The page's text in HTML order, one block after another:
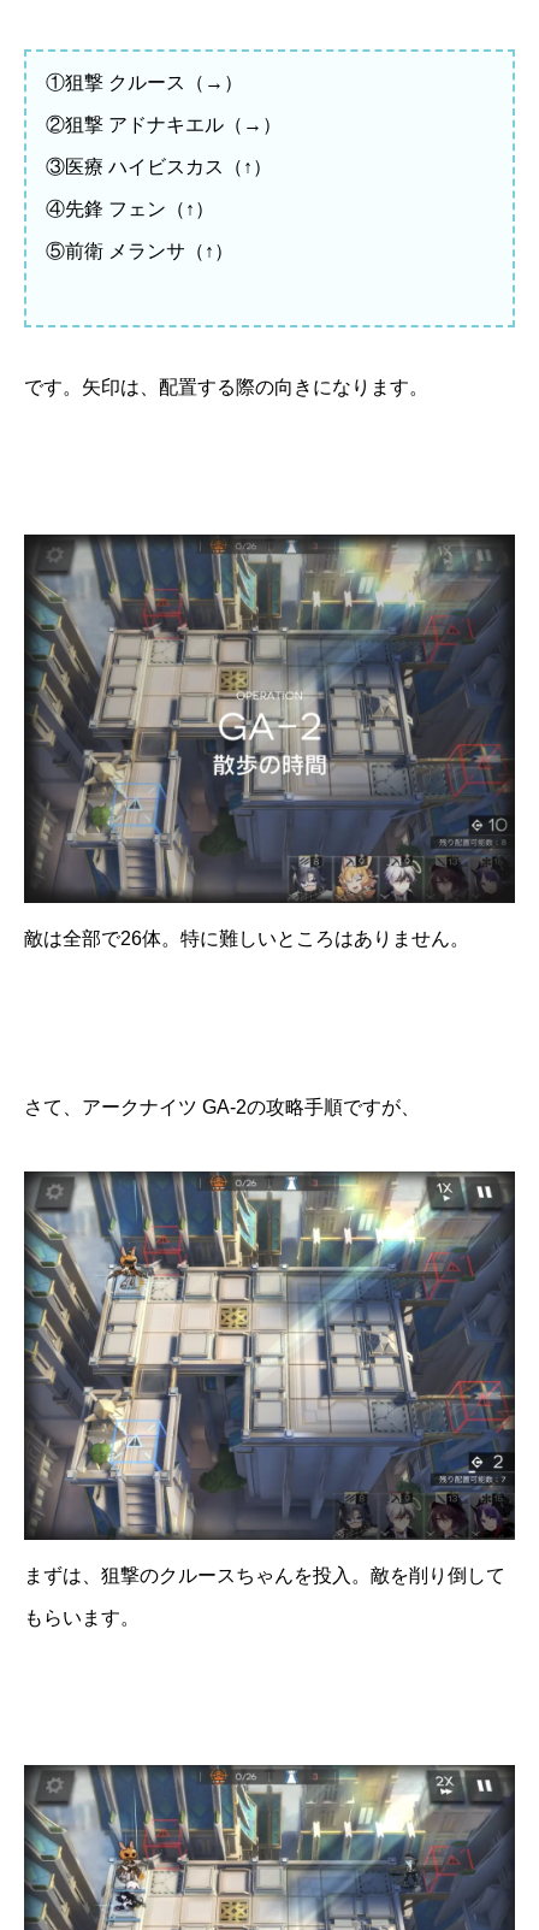
①狙撃 クルース（→）
②狙撃 アドナキエル（→）
③医療 ハイビスカス（↑）
④先鋒 フェン（↑）
⑤前衛 メランサ（↑）
です。矢印は、配置する際の向きになります。
敵は全部で26体。特に難しいところはありません。
さて、アークナイツ GA-2の攻略手順ですが、
まずは、狙撃のクルースちゃんを投入。敵を削り倒して
もらいます。